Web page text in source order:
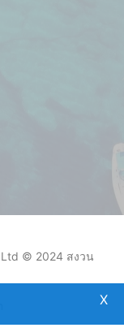
Ltd © 2024 สงวน